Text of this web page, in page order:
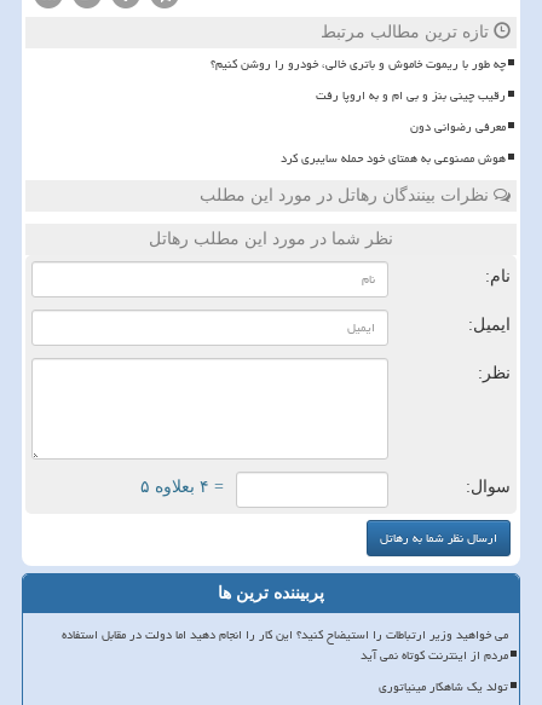
تازه ترین مطالب مرتبط
چه طور با ریموت خاموش و باتری خالی، خودرو را روشن کنیم؟
رقیب چینی بنز و بی ام و به اروپا رفت
معرفی رضوانی دون
هوش مصنوعی به همتای خود حمله سایبری کرد
نظرات بینندگان رهاتل در مورد این مطلب
نظر شما در مورد این مطلب رهاتل
نام:
ایمیل:
نظر:
سوال: = ۴ بعلاوه ۵
پربیننده ترین ها
می خواهید وزیر ارتباطات را استیضاح کنید؟ این کار را انجام دهید اما دولت در مقابل استفاده
مردم از اینترنت کوتاه نمی آید
تولد یک شاهکار مینیاتوری